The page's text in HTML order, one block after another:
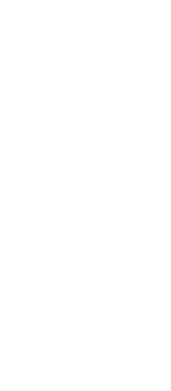
Adjudican
tecnología